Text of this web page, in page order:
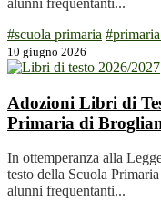
alunni frequentanti...
#scuola primaria
10 giugno 2026
Adozioni Libri di
Primaria di
In ottemperanza alla
testo della Scuola
alunni frequentanti...